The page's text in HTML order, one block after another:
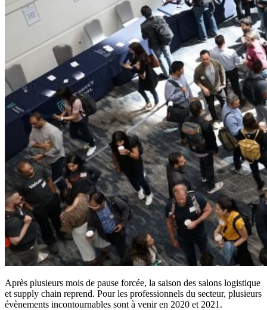
Après plusieurs mois de pause forcée, la saison des salons logistique
et supply chain reprend. Pour les professionnels du secteur, plusieurs
évènements incontournables sont à venir en 2020 et 2021.